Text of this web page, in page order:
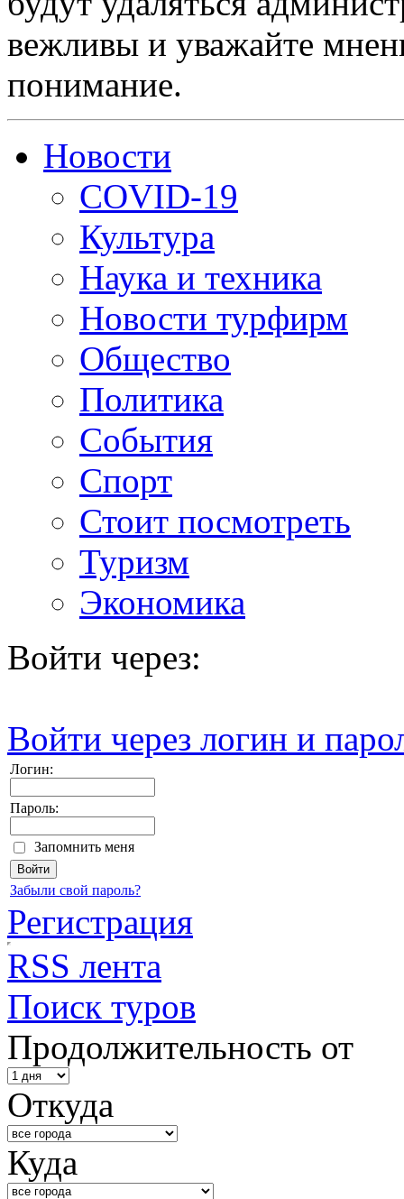
вежливы и уважайте
понимание.
Новости
COVID-19
Культура
Наука и техника
Новости турфирм
Общество
Политика
События
Спорт
Стоит посмотреть
Туризм
Экономика
Войти через:
Войти через логин и
Логин:
Пароль:
Запомнить меня
Забыли свой пароль?
Регистрация
RSS лента
Поиск туров
Продолжительность от
Откуда
Куда